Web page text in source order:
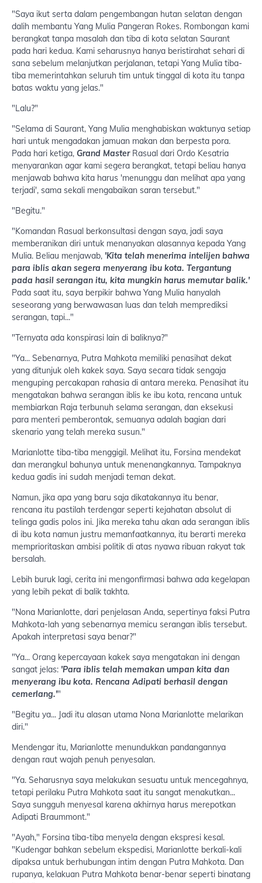
"Saya ikut serta dalam pengembangan hutan selatan dengan
dalih membantu Yang Mulia Pangeran Rokes. Rombongan kami
berangkat tanpa masalah dan tiba di kota selatan Saurant
pada hari kedua. Kami seharusnya hanya beristirahat sehari di
sana sebelum melanjutkan perjalanan, tetapi Yang Mulia tiba-
tiba memerintahkan seluruh tim untuk tinggal di kota itu tanpa
batas waktu yang jelas."
"Lalu?"
"Selama di Saurant, Yang Mulia menghabiskan waktunya setiap
hari untuk mengadakan jamuan makan dan berpesta pora.
Pada hari ketiga, Grand MasterRasual dari Ordo Kesatria
menyarankan agar kami segera berangkat, tetapi beliau hanya
menjawab bahwa kita harus 'menunggu dan melihat apa yang
terjadi', sama sekali mengabaikan saran tersebut."
"Begitu."
"Komandan Rasual berkonsultasi dengan saya, jadi saya
memberanikan diri untuk menanyakan alasannya kepada Yang
Mulia. Beliau menjawab, 'Kita telah menerima intelijen bahwa
para iblis akan segera menyerang ibu kota. Tergantung
pada hasil serangan itu, kita mungkin harus memutar balik.'
Pada saat itu, saya berpikir bahwa Yang Mulia hanyalah
seseorang yang berwawasan luas dan telah memprediksi
serangan, tapi..."
"Ternyata ada konspirasi lain di baliknya?"
"Ya... Sebenarnya, Putra Mahkota memiliki penasihat dekat
yang ditunjuk oleh kakek saya. Saya secara tidak sengaja
menguping percakapan rahasia di antara mereka. Penasihat itu
mengatakan bahwa serangan iblis ke ibu kota, rencana untuk
membiarkan Raja terbunuh selama serangan, dan eksekusi
para menteri pemberontak, semuanya adalah bagian dari
skenario yang telah mereka susun."
Marianlotte tiba-tiba menggigil. Melihat itu, Forsina mendekat
dan merangkul bahunya untuk menenangkannya. Tampaknya
kedua gadis ini sudah menjadi teman dekat.
Namun, jika apa yang baru saja dikatakannya itu benar,
rencana itu pastilah terdengar seperti kejahatan absolut di
telinga gadis polos ini. Jika mereka tahu akan ada serangan iblis
di ibu kota namun justru memanfaatkannya, itu berarti mereka
memprioritaskan ambisi politik di atas nyawa ribuan rakyat tak
bersalah.
Lebih buruk lagi, cerita ini mengonfirmasi bahwa ada kegelapan
yang lebih pekat di balik takhta.
"Nona Marianlotte, dari penjelasan Anda, sepertinya faksi Putra
Mahkota-lah yang sebenarnya memicu serangan iblis tersebut.
Apakah interpretasi saya benar?"
"Ya... Orang kepercayaan kakek saya mengatakan ini dengan
sangat jelas: 'Para iblis telah memakan umpan kita dan
menyerang ibu kota. Rencana Adipati berhasil dengan
cemerlang.'"
"Begitu ya... Jadi itu alasan utama Nona Marianlotte melarikan
diri."
Mendengar itu, Marianlotte menundukkan pandangannya
dengan raut wajah penuh penyesalan.
"Ya. Seharusnya saya melakukan sesuatu untuk mencegahnya,
tetapi perilaku Putra Mahkota saat itu sangat menakutkan...
Saya sungguh menyesal karena akhirnya harus merepotkan
Adipati Braummont."
"Ayah," Forsina tiba-tiba menyela dengan ekspresi kesal.
"Kudengar bahkan sebelum ekspedisi, Marianlotte berkali-kali
dipaksa untuk berhubungan intim dengan Putra Mahkota. Dan
rupanya, kelakuan Putra Mahkota benar-benar seperti binatang